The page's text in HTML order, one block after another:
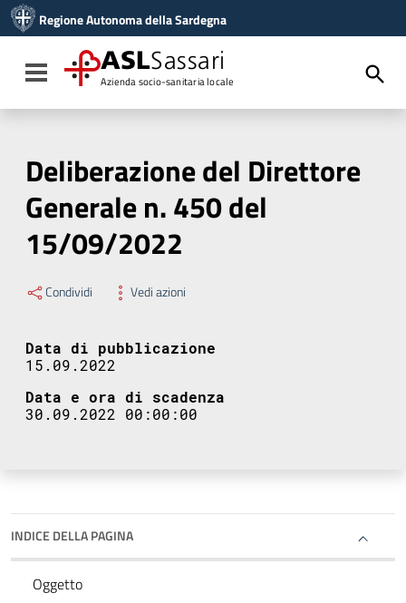
Vai al menu di navigazione
Vai al footer
Regione Autonoma della Sardegna
Toggle navigation
ASLSassari
Azienda socio-sanitaria locale
Deliberazione del Direttore
Generale n. 450 del
15/09/2022
Condividi Vedi azioni
Data di pubblicazione
15.09.2022
Data e ora di scadenza
30.09.2022 00:00:00
INDICE DELLA PAGINA
Oggetto